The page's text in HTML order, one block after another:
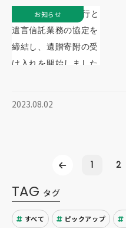
2023.08.02
お知らせ
1 2
TAG タグ
すべて ピックアップ